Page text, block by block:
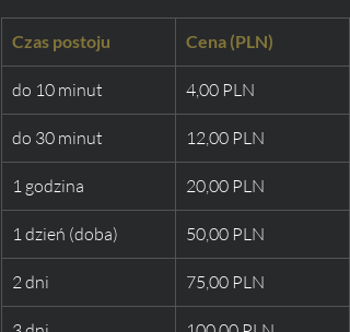
Czas postoju Cena (PLN)
do 10 minut 4,00 PLN
do 30 minut 12,00 PLN
1 godzina 20,00 PLN
1 dzień (doba) 50,00 PLN
2 dni 75,00 PLN